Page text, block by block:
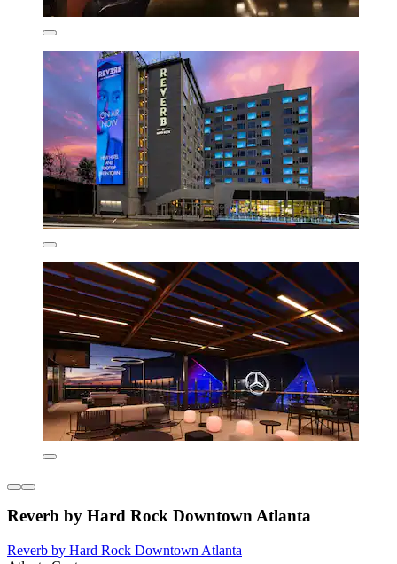
Reverb by Hard Rock Downtown Atlanta
Reverb by Hard Rock Downtown Atlanta